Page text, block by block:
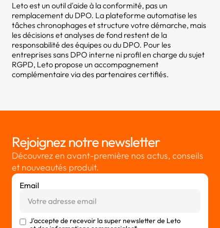
Leto est un outil d'aide à la conformité, pas un
remplacement du DPO. La plateforme automatise les
tâches chronophages et structure votre démarche, mais
les décisions et analyses de fond restent de la
responsabilité des équipes ou du DPO. Pour les
entreprises sans DPO interne ni profil en charge du sujet
RGPD, Leto propose un accompagnement
complémentaire via des partenaires certifiés.
Rejoignez notre newsletter
Découvrez en avant-première nos actus, conseils
et nouveautés produit.
Email
J'accepte de recevoir la super newsletter de Leto